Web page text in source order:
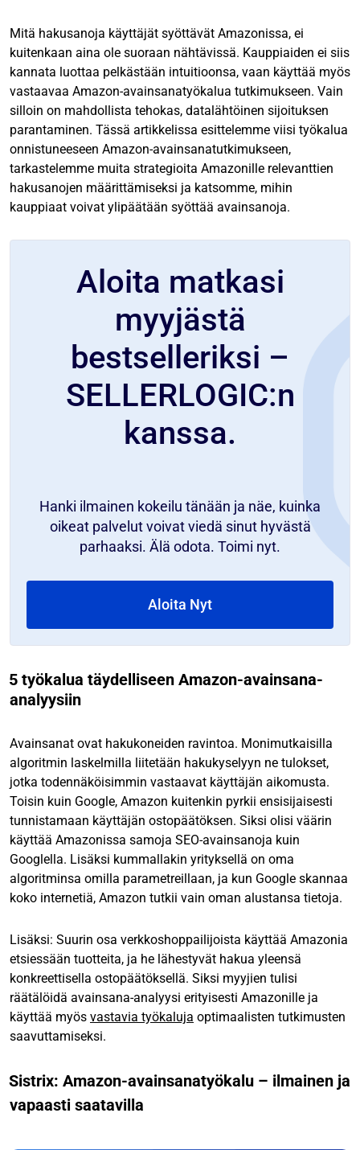
Mitä hakusanoja käyttäjät syöttävät Amazonissa, ei
kuitenkaan aina ole suoraan nähtävissä. Kauppiaiden ei siis
kannata luottaa pelkästään intuitioonsa, vaan käyttää myös
vastaavaa Amazon-avainsanatyökalua tutkimukseen. Vain
silloin on mahdollista tehokas, datalähtöinen sijoituksen
parantaminen. Tässä artikkelissa esittelemme viisi työkalua
onnistuneeseen Amazon-avainsanatutkimukseen,
tarkastelemme muita strategioita Amazonille relevanttien
hakusanojen määrittämiseksi ja katsomme, mihin
kauppiaat voivat ylipäätään syöttää avainsanoja.
Aloita matkasi
myyjästä
bestselleriksi –
SELLERLOGIC:n
kanssa.
Hanki ilmainen kokeilu tänään ja näe, kuinka
oikeat palvelut voivat viedä sinut hyvästä
parhaaksi. Älä odota. Toimi nyt.
Aloita Nyt
5 työkalua täydelliseen Amazon-avainsana-
analyysiin
Avainsanat ovat hakukoneiden ravintoa. Monimutkaisilla
algoritmin laskelmilla liitetään hakukyselyyn ne tulokset,
jotka todennäköisimmin vastaavat käyttäjän aikomusta.
Toisin kuin Google, Amazon kuitenkin pyrkii ensisijaisesti
tunnistamaan käyttäjän ostopäätöksen. Siksi olisi väärin
käyttää Amazonissa samoja SEO-avainsanoja kuin
Googlella. Lisäksi kummallakin yrityksellä on oma
algoritminsa omilla parametreillaan, ja kun Google skannaa
koko internetiä, Amazon tutkii vain oman alustansa tietoja.
Lisäksi: Suurin osa verkkoshoppailijoista käyttää Amazonia
etsiessään tuotteita, ja he lähestyvät hakua yleensä
konkreettisella ostopäätöksellä. Siksi myyjien tulisi
räätälöidä avainsana-analyysi erityisesti Amazonille ja
käyttää myös vastavia työkaluja optimaalisten tutkimusten
saavuttamiseksi.
Sistrix: Amazon-avainsanatyökalu – ilmainen ja
vapaasti saatavilla